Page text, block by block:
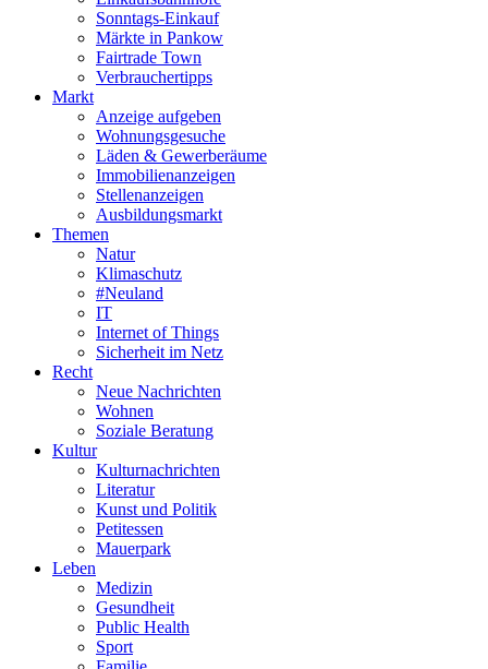
Sonntags-Einkauf
Märkte in Pankow
Fairtrade Town
Verbrauchertipps
Markt
Anzeige aufgeben
Wohnungsgesuche
Läden & Gewerberäume
Immobilienanzeigen
Stellenanzeigen
Ausbildungsmarkt
Themen
Natur
Klimaschutz
#Neuland
IT
Internet of Things
Sicherheit im Netz
Recht
Neue Nachrichten
Wohnen
Soziale Beratung
Kultur
Kulturnachrichten
Literatur
Kunst und Politik
Petitessen
Mauerpark
Leben
Medizin
Gesundheit
Public Health
Sport